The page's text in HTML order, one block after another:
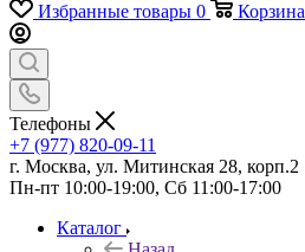
Избранные товары 0 Корзина
Телефоны
+7 (977) 820-09-11
г. Москва, ул. Митинская 28, корп.2
Пн-пт 10:00-19:00, Сб 11:00-17:00
Каталог